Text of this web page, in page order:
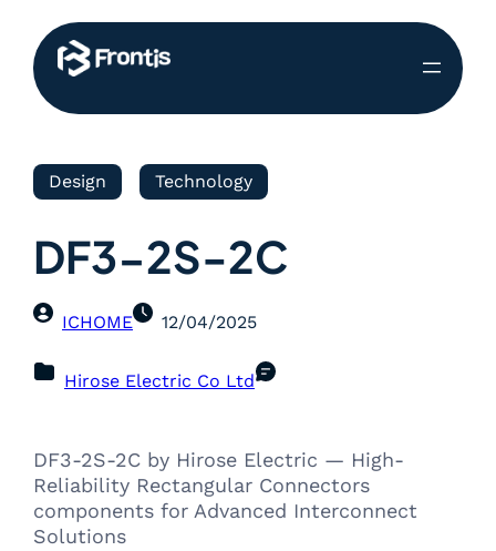
Design Technology
DF3-2S-2C
ICHOME 12/04/2025
Hirose Electric Co Ltd
DF3-2S-2C by Hirose Electric — High-
Reliability Rectangular Connectors
components for Advanced Interconnect
Solutions